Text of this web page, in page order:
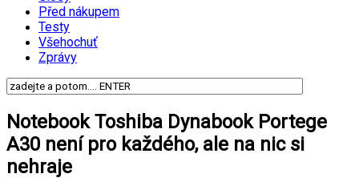
Před nákupem
Testy
Všehochuť
Zprávy
Notebook Toshiba Dynabook Portege
A30 není pro každého, ale na nic si
nehraje